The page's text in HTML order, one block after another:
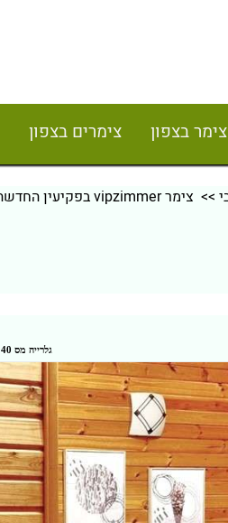
צימר בצפון צימרים בצפון
>> צימר vipzimmer בפקיעין החדשה